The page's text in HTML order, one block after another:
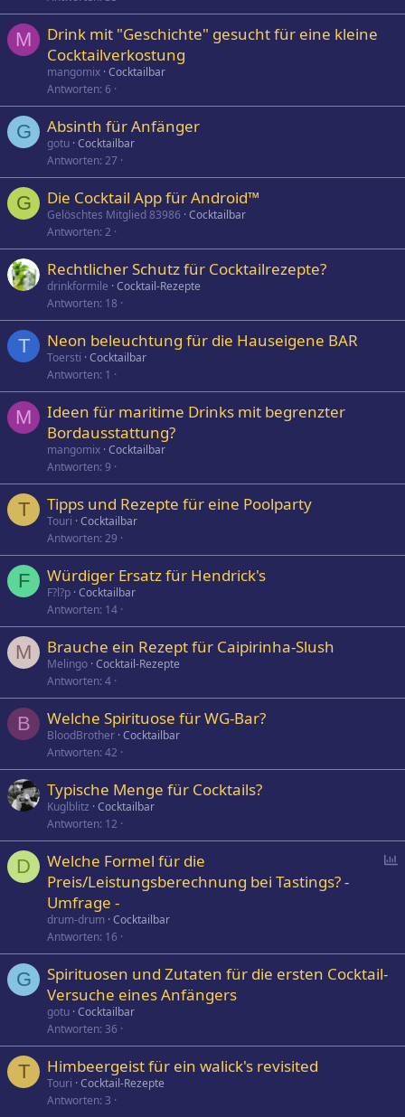
M
Drink mit "Geschichte" gesucht für eine kleine
Cocktailverkostung
mangomix Cocktailbar
Antworten 6
G Absinth für Anfänger
gotu Cocktailbar
Antworten 27
G Die Cocktail App für Android™
Gelöschtes Mitglied 83986 Cocktailbar
Antworten 2
Rechtlicher Schutz für Cocktailrezepte?
drinkformile Cocktail-Rezepte
Antworten 18
T Neon beleuchtung für die Hauseigene BAR
Toersti Cocktailbar
Antworten 1
M
Ideen für maritime Drinks mit begrenzter
Bordausstattung?
mangomix Cocktailbar
Antworten 9
T Tipps und Rezepte für eine Poolparty
Touri Cocktailbar
Antworten 29
F Würdiger Ersatz für Hendrick's
F?l?p Cocktailbar
Antworten 14
M Brauche ein Rezept für Caipirinha-Slush
Melingo Cocktail-Rezepte
Antworten 4
B Welche Spirituose für WG-Bar?
BloodBrother Cocktailbar
Antworten 42
Typische Menge für Cocktails?
Kuglblitz Cocktailbar
Antworten 12
D
Welche Formel für die
Preis/Leistungsberechnung bei Tastings? -
Umfrage -
drum-drum Cocktailbar
Antworten 16
G
Spirituosen und Zutaten für die ersten Cocktail-
Versuche eines Anfängers
gotu Cocktailbar
Antworten 36
T Himbeergeist für ein walick's revisited
Touri Cocktail-Rezepte
Antworten 3